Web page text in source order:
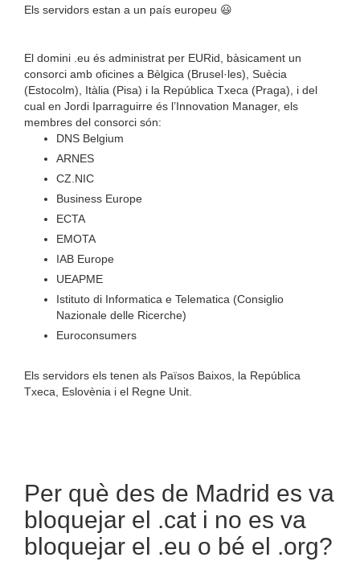
Els servidors estan a un país europeu 😃
El domini .eu és administrat per EURid, bàsicament un
consorci amb oficines a Bèlgica (Brusel·les), Suècia
(Estocolm), Itàlia (Pisa) i la República Txeca (Praga), i del
cual en Jordi Iparraguirre és l’Innovation Manager, els
membres del consorci són:
DNS Belgium
ARNES
CZ.NIC
Business Europe
ECTA
EMOTA
IAB Europe
UEAPME
Istituto di Informatica e Telematica (Consiglio
Nazionale delle Ricerche)
Euroconsumers
Els servidors els tenen als Països Baixos, la República
Txeca, Eslovènia i el Regne Unit.
Per què des de Madrid es va
bloquejar el .cat i no es va
bloquejar el .eu o bé el .org?